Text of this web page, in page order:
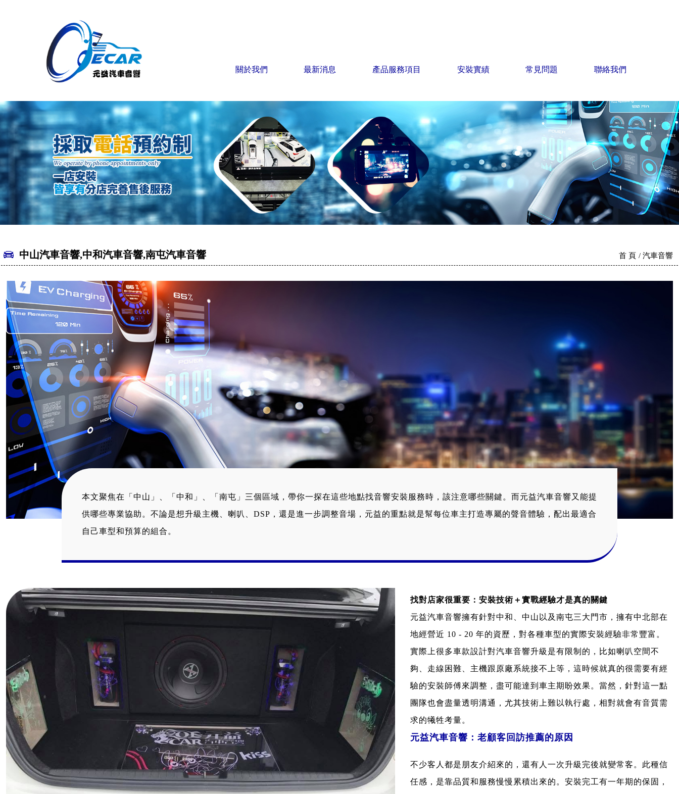
關於我們 最新消息 產品服務項目 安裝實績 常見問題 聯絡我們
中山汽車音響,中和汽車音響,南屯汽車音響 首 頁 汽車音響
本文聚焦在「中山」、「中和」、「南屯」三個區域，帶你一探在這些地點找音響安裝服務時，該注意哪些關鍵。而元益汽車音響又能提
供哪些專業協助。不論是想升級主機、喇叭、DSP，還是進一步調整音場，元益的重點就是幫每位車主打造專屬的聲音體驗，配出最適合
自己車型和預算的組合。
找對店家很重要：安裝技術＋實戰經驗才是真的關鍵
元益汽車音響擁有針對中和、中山以及南屯三大門市，擁有中北部在
地經營近 10 - 20 年的資歷，對各種車型的實際安裝經驗非常豐富。
實際上很多車款設計對汽車音響升級是有限制的，比如喇叭空間不
夠、走線困難、主機跟原廠系統接不上等，這時候就真的很需要有經
驗的安裝師傅來調整，盡可能達到車主期盼效果。當然，針對這一點
團隊也會盡量透明溝通，尤其技術上難以執行處，相對就會有音質需
求的犧牲考量。
元益汽車音響：老顧客回訪推薦的原因
不少客人都是朋友介紹來的，還有人一次升級完後就變常客。此種信
任感，是靠品質和服務慢慢累積出來的。安裝完工有一年期的保固，